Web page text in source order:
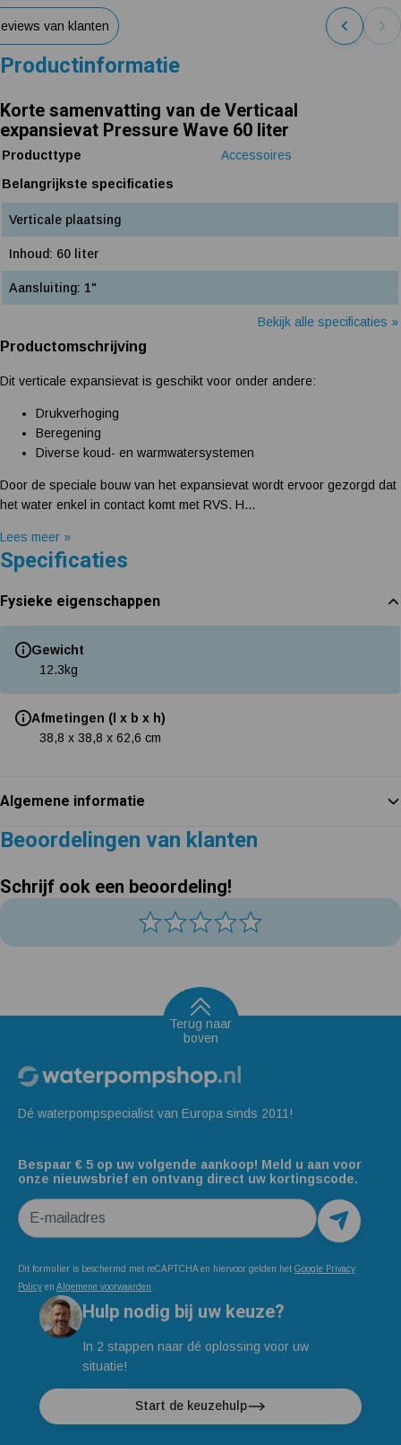
van klanten
Productinformatie
Korte samenvatting van de Verticaal
expansievat Pressure Wave 60 liter
Producttype
Accessoires
Belangrijkste specificaties
Verticale plaatsing
Inhoud: 60 liter
Aansluiting: 1"
Bekijk alle specificaties »
Productomschrijving
Dit verticale expansievat is geschikt voor onder andere:
Drukverhoging
Beregening
Diverse koud- en warmwatersystemen
Door de speciale bouw van het expansievat wordt ervoor gezorgd dat
het water enkel in contact komt met RVS. H...
Lees meer »
Specificaties
Fysieke eigenschappen
Gewicht
12.3kg
Afmetingen (l x b x h)
38,8 x 38,8 x 62,6 cm
Algemene informatie
Beoordelingen van klanten
Schrijf ook een beoordeling!
Terug naar
boven
Dé waterpompspecialist van Europa sinds 2011!
Bespaar € 5 op uw volgende aankoop! Meld u aan voor
onze nieuwsbrief en ontvang direct uw kortingscode.
E-mailadres
Dit formulier is beschermd met reCAPTCHA en hiervoor gelden het Google Privacy
Policy en Algemene voorwaarden
Hulp nodig bij uw keuze?
In 2 stappen naar dé oplossing voor uw
situatie!
Start de keuzehulp